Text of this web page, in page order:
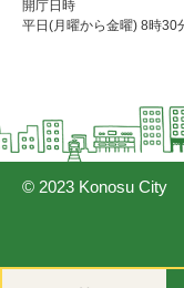
開庁日時
平日(月曜から金曜) 8時30
© 2023 Konosu City